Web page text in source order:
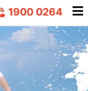
1900 0264